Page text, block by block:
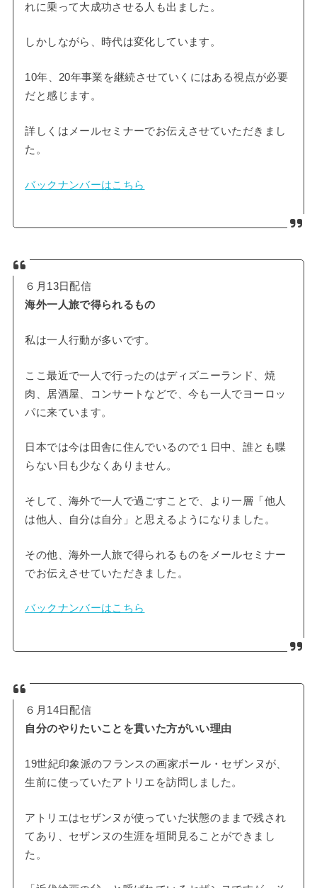
れに乗って大成功させる人も出ました。
しかしながら、時代は変化しています。
10年、20年事業を継続させていくにはある視点が必要
だと感じます。
詳しくはメールセミナーでお伝えさせていただきまし
た。
バックナンバーはこちら
６月13日配信
海外一人旅で得られるもの
私は一人行動が多いです。
ここ最近で一人で行ったのはディズニーランド、焼
肉、居酒屋、コンサートなどで、今も一人でヨーロッ
パに来ています。
日本では今は田舎に住んでいるので１日中、誰とも喋
らない日も少なくありません。
そして、海外で一人で過ごすことで、より一層「他人
は他人、自分は自分」と思えるようになりました。
その他、海外一人旅で得られるものをメールセミナー
でお伝えさせていただきました。
バックナンバーはこちら
６月14日配信
自分のやりたいことを貫いた方がいい理由
19世紀印象派のフランスの画家ポール・セザンヌが、
生前に使っていたアトリエを訪問しました。
アトリエはセザンヌが使っていた状態のままで残され
てあり、セザンヌの生涯を垣間見ることができまし
た。